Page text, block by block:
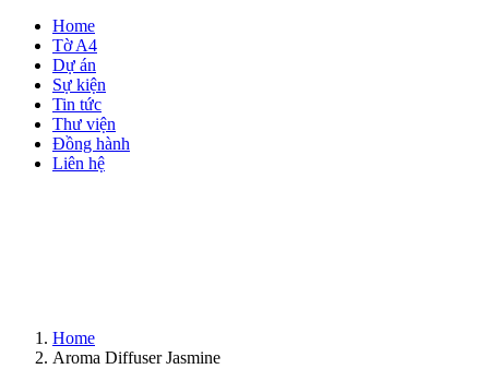
Home
Tờ A4
Dự án
Sự kiện
Tin tức
Thư viện
Đồng hành
Liên hệ
Home
Aroma Diffuser Jasmine